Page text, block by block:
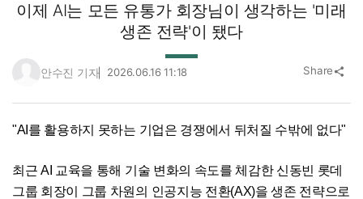
이제 AI는 모든 유통가 회장님이 생각하는 '미래
생존 전략'이 됐다
안수진 기자 2026.06.16 11:18 Share share
"AI를 활용하지 못하는 기업은 경쟁에서 뒤처질 수밖에 없다"
최근 AI 교육을 통해 기술 변화의 속도를 체감한 신동빈 롯데
그룹 회장이 그룹 차원의 인공지능 전환(AX)을 생존 전략으로